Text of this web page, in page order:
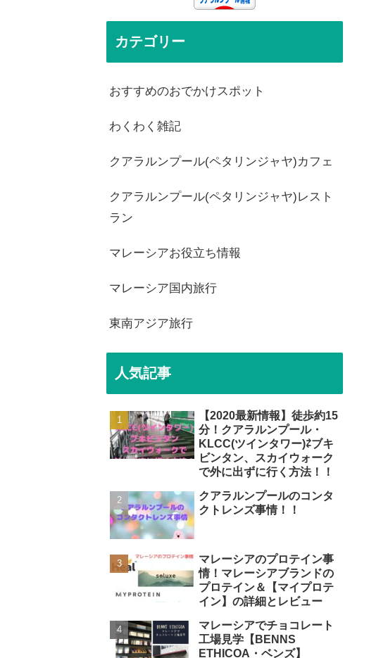
カテゴリー
おすすめのおでかけスポット
わくわく雑記
クアラルンプール(ペタリンジャヤ)カフェ
クアラルンプール(ペタリンジャヤ)レスト
ラン
マレーシアお役立ち情報
マレーシア国内旅行
東南アジア旅行
人気記事
【2020最新情報】徒歩約15
分！クアラルンプール・
KLCC(ツインタワー)⇄ブキ
ビンタン、スカイウォーク
で外に出ずに行く方法！！
クアラルンプールのコンタ
クトレンズ事情！！
マレーシアのプロテイン事
情！マレーシアブランドの
プロテイン＆【マイプロテ
イン】の詳細とレビュー
マレーシアでチョコレート
工場見学【BENNS
ETHICOA・ベンズ】